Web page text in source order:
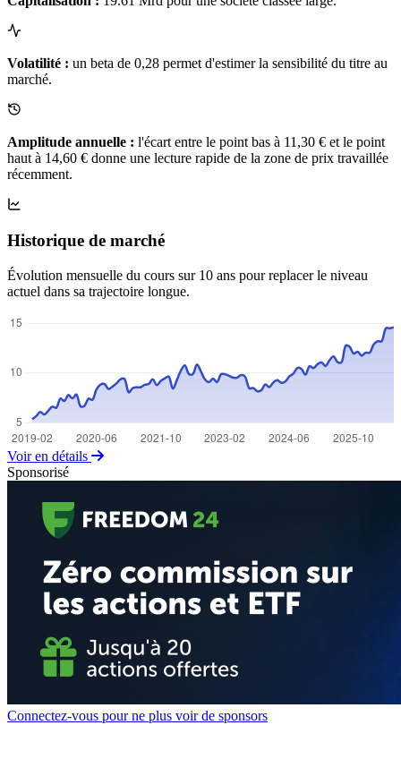
Volatilité : un beta de 0,28 permet d'estimer la sensibilité du titre au
marché.
Amplitude annuelle : l'écart entre le point bas à 11,30 € et le point
haut à 14,60 € donne une lecture rapide de la zone de prix travaillée
récemment.
Historique de marché
Évolution mensuelle du cours sur 10 ans pour replacer le niveau
actuel dans sa trajectoire longue.
Voir en détails
Sponsorisé
Connectez-vous pour ne plus voir de sponsors